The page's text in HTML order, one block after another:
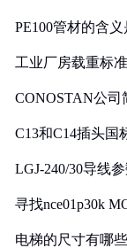
PE100管材的含义
工业厂房载重标
CONOSTAN公司
C13和C14插头国
LGJ-240/30导线
寻找nce01p30k
电梯的尺寸有哪